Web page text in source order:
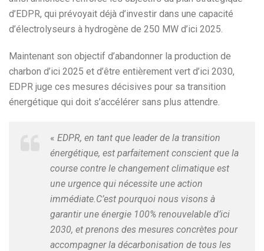
d’EDPR, qui prévoyait déjà d’investir dans une capacité
d’électrolyseurs à hydrogène de 250 MW d’ici 2025.
Maintenant son objectif d’abandonner la production de
charbon d’ici 2025 et d’être entièrement vert d’ici 2030,
EDPR juge ces mesures décisives pour sa transition
énergétique qui doit s’accélérer sans plus attendre.
« EDPR, en tant que leader de la transition
énergétique, est parfaitement conscient que la
course contre le changement climatique est
une urgence qui nécessite une action
immédiate.C’est pourquoi nous visons à
garantir une énergie 100% renouvelable d’ici
2030, et prenons des mesures concrètes pour
accompagner la décarbonisation de tous les